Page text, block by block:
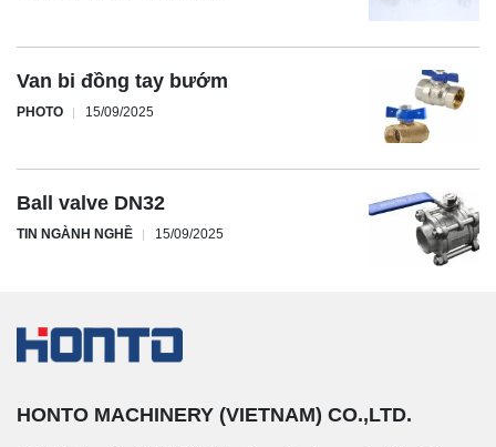
Van bi đồng tay bướm
PHOTO 15/09/2025
Ball valve DN32
TIN NGÀNH NGHỀ 15/09/2025
HONTO MACHINERY (VIETNAM) CO.,LTD.